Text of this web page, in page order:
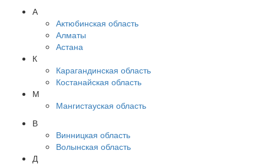
А
Актюбинская область
Алматы
Астана
К
Карагандинская область
Костанайская область
М
Мангистауская область
В
Винницкая область
Волынская область
Д